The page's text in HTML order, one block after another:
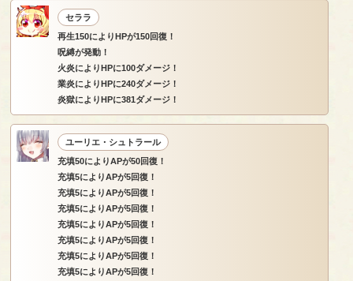
セララ
再生150によりHPが150回復！
呪縛が発動！
火炎によりHPに100ダメージ！
業炎によりHPに240ダメージ！
炎獄によりHPに381ダメージ！
ユーリエ・シュトラール
充填50によりAPが50回復！
充填5によりAPが5回復！
充填5によりAPが5回復！
充填5によりAPが5回復！
充填5によりAPが5回復！
充填5によりAPが5回復！
充填5によりAPが5回復！
充填5によりAPが5回復！